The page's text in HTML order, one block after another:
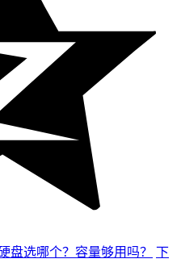
盘选哪个？容量够用吗？
下